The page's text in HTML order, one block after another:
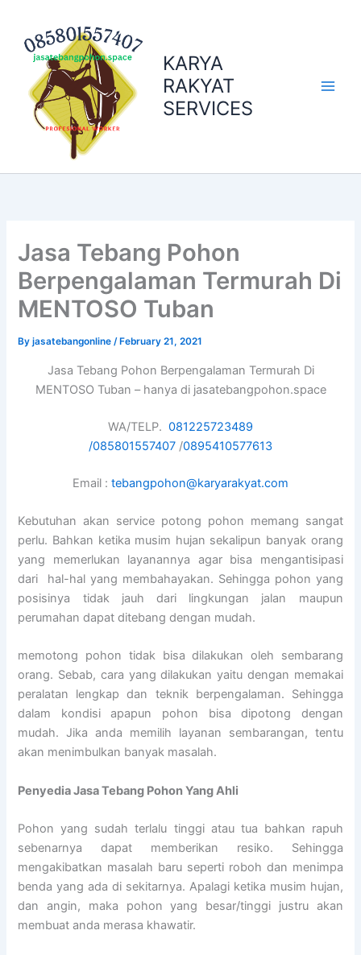
content
KARYA
RAKYAT
SERVICES
Jasa Tebang Pohon
Berpengalaman Termurah Di
MENTOSO Tuban
Byjasatebangonline/ February 21, 2021
Jasa Tebang Pohon Berpengalaman Termurah Di
MENTOSO Tuban – hanya di jasatebangpohon.space
WA/TELP. 081225723489
/085801557407 /0895410577613
Email : tebangpohon@karyarakyat.com
Kebutuhan akan service potong pohon memang sangat
perlu. Bahkan ketika musim hujan sekalipun banyak orang
yang memerlukan layanannya agar bisa mengantisipasi
dari hal-hal yang membahayakan. Sehingga pohon yang
posisinya tidak jauh dari lingkungan jalan maupun
perumahan dapat ditebang dengan mudah.
memotong pohon tidak bisa dilakukan oleh sembarang
orang. Sebab, cara yang dilakukan yaitu dengan memakai
peralatan lengkap dan teknik berpengalaman. Sehingga
dalam kondisi apapun pohon bisa dipotong dengan
mudah. Jika anda memilih layanan sembarangan, tentu
akan menimbulkan banyak masalah.
PenyediaJasa Tebang Pohon Yang Ahli
Pohon yang sudah terlalu tinggi atau tua bahkan rapuh
sebenarnya dapat memberikan resiko. Sehingga
mengakibatkan masalah baru seperti roboh dan menimpa
benda yang ada di sekitarnya. Apalagi ketika musim hujan,
dan angin, maka pohon yang besar/tinggi justru akan
membuat anda merasa khawatir.